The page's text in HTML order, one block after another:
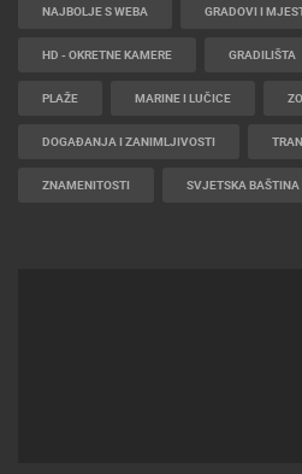
NAJBOLJE S WEBA GRADOVI I
HD - OKRETNE KAMERE GRADILIŠTA
PLAŽE MARINE I LUČICE
DOGAĐANJA I ZANIMLJIVOSTI
ZNAMENITOSTI SVJETSKA BAŠTINA